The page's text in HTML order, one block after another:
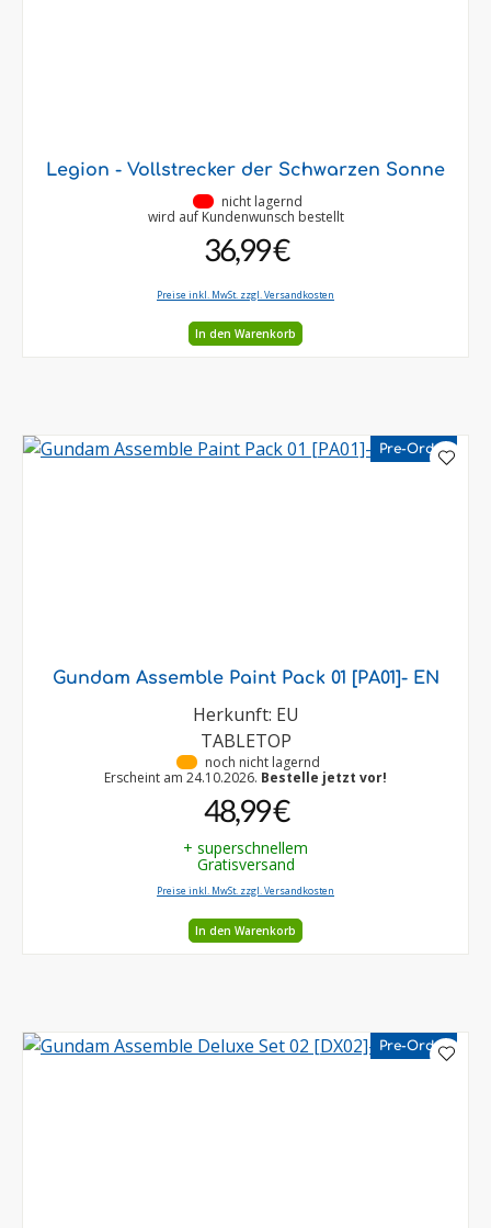
Legion - Vollstrecker der Schwarzen Sonne
nicht lagernd
wird auf Kundenwunsch bestellt
36,99 €
Preise inkl. MwSt. zzgl. Versandkosten
In den Warenkorb
Pre-Order
Gundam Assemble Paint Pack 01 [PA01]- EN
Herkunft: EU
TABLETOP
noch nicht lagernd
Erscheint am 24.10.2026. Bestelle jetzt vor!
48,99 €
+ superschnellem
Gratisversand
Preise inkl. MwSt. zzgl. Versandkosten
In den Warenkorb
Pre-Order